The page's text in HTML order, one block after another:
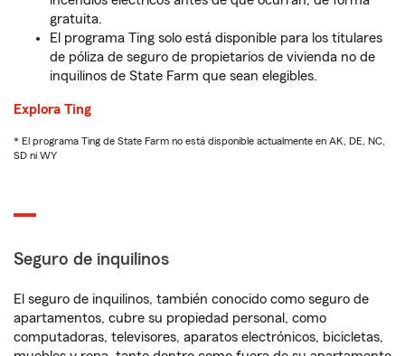
gratuita.
El programa Ting solo está disponible para los titulares
de póliza de seguro de propietarios de vivienda no de
inquilinos de State Farm que sean elegibles.
Explora Ting
* El programa Ting de State Farm no está disponible actualmente en AK, DE, NC,
SD ni WY
Seguro de inquilinos
El seguro de inquilinos, también conocido como seguro de
apartamentos, cubre su propiedad personal, como
computadoras, televisores, aparatos electrónicos, bicicletas,